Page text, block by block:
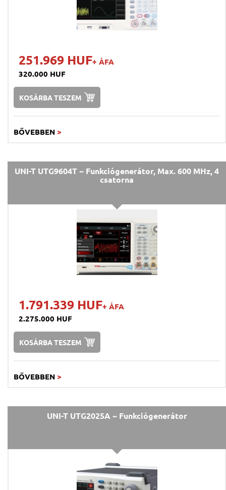
251.969 HUF+ ÁFA
320.000 HUF
KOSÁRBA TESZEM
BŐVEBBEN >
UNI-T UTG9604T ~ Funkciógenerátor, Max. 600 MHz, 4
csatorna
1.791.339 HUF+ ÁFA
2.275.000 HUF
KOSÁRBA TESZEM
BŐVEBBEN >
UNI-T UTG2025A ~ Funkciógenerátor